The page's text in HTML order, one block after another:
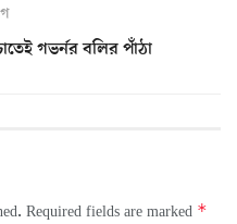
গভর্নর বলির পাঁঠা
Required fields are marked *